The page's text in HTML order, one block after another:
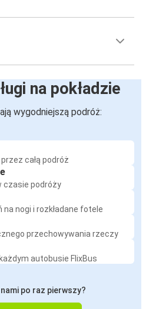
na pokładzie
wygodniejszą podróż:
całą podróż
czasie podróży
nogi i rozkładane fotele
przechowywania rzeczy
autobusie FlixBus
po raz pierwszy?